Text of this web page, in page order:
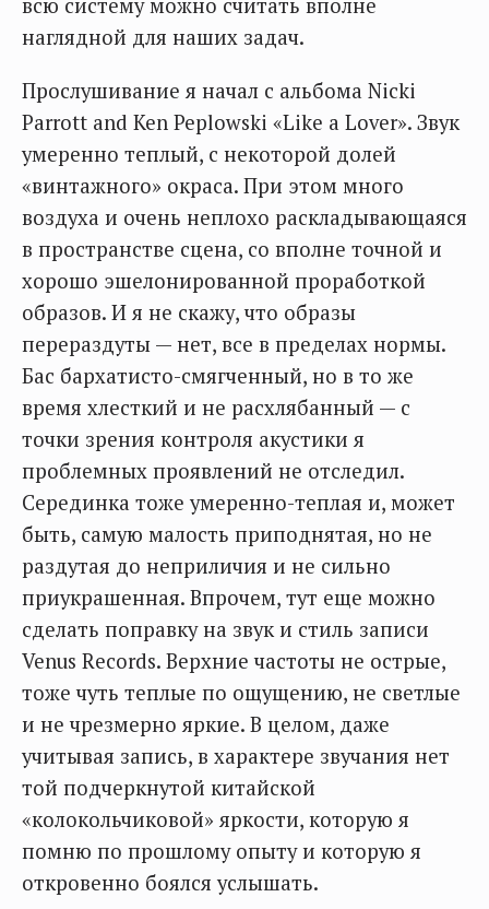
всю систему можно считать вполне
наглядной для наших задач.
Прослушивание я начал с альбома Nicki
Parrott ‎and Ken Peplowski «Like a Lover». Звук
умеренно теплый, с некоторой долей
«винтажного» окраса. При этом много
воздуха и очень неплохо раскладывающаяся
в пространстве сцена, со вполне точной и
хорошо эшелонированной проработкой
образов. И я не скажу, что образы
перераздуты — нет, все в пределах нормы.
Бас бархатисто-смягченный, но в то же
время хлесткий и не расхлябанный — с
точки зрения контроля акустики я
проблемных проявлений не отследил.
Серединка тоже умеренно-теплая и, может
быть, самую малость приподнятая, но не
раздутая до неприличия и не сильно
приукрашенная. Впрочем, тут еще можно
сделать поправку на звук и стиль записи
Venus Records. Верхние частоты не острые,
тоже чуть теплые по ощущению, не светлые
и не чрезмерно яркие. В целом, даже
учитывая запись, в характере звучания нет
той подчеркнутой китайской
«колокольчиковой» яркости, которую я
помню по прошлому опыту и которую я
откровенно боялся услышать.